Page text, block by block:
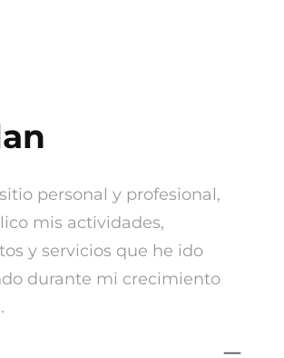
personal y profesional,
mis actividades,
y servicios que he ido
durante mi crecimiento